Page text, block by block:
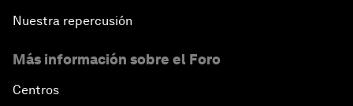
Nuestra repercusión
Más información sobre el Foro
Centros